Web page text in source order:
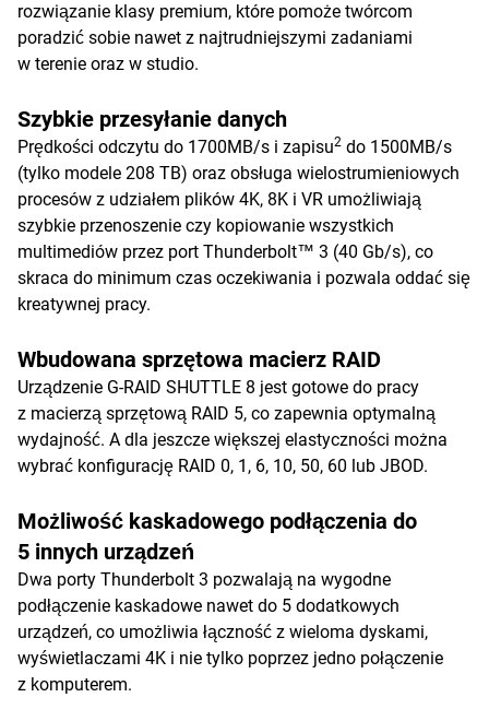
rozwiązanie klasy premium, które pomoże twórcom
poradzić sobie nawet z najtrudniejszymi zadaniami
w terenie oraz w studio.
Szybkie przesyłanie danych
Prędkości odczytu do 1700MB/s i zapisu2 do 1500MB/s
(tylko modele 208 TB) oraz obsługa wielostrumieniowych
procesów z udziałem plików 4K, 8K i VR umożliwiają
szybkie przenoszenie czy kopiowanie wszystkich
multimediów przez port Thunderbolt™ 3 (40 Gb/s), co
skraca do minimum czas oczekiwania i pozwala oddać się
kreatywnej pracy.
Wbudowana sprzętowa macierz RAID
Urządzenie G-RAID SHUTTLE 8 jest gotowe do pracy
z macierzą sprzętową RAID 5, co zapewnia optymalną
wydajność. A dla jeszcze większej elastyczności można
wybrać konfigurację RAID 0, 1, 6, 10, 50, 60 lub JBOD.
Możliwość kaskadowego podłączenia do
5 innych urządzeń
Dwa porty Thunderbolt 3 pozwalają na wygodne
podłączenie kaskadowe nawet do 5 dodatkowych
urządzeń, co umożliwia łączność z wieloma dyskami,
wyświetlaczami 4K i nie tylko poprzez jedno połączenie
z komputerem.